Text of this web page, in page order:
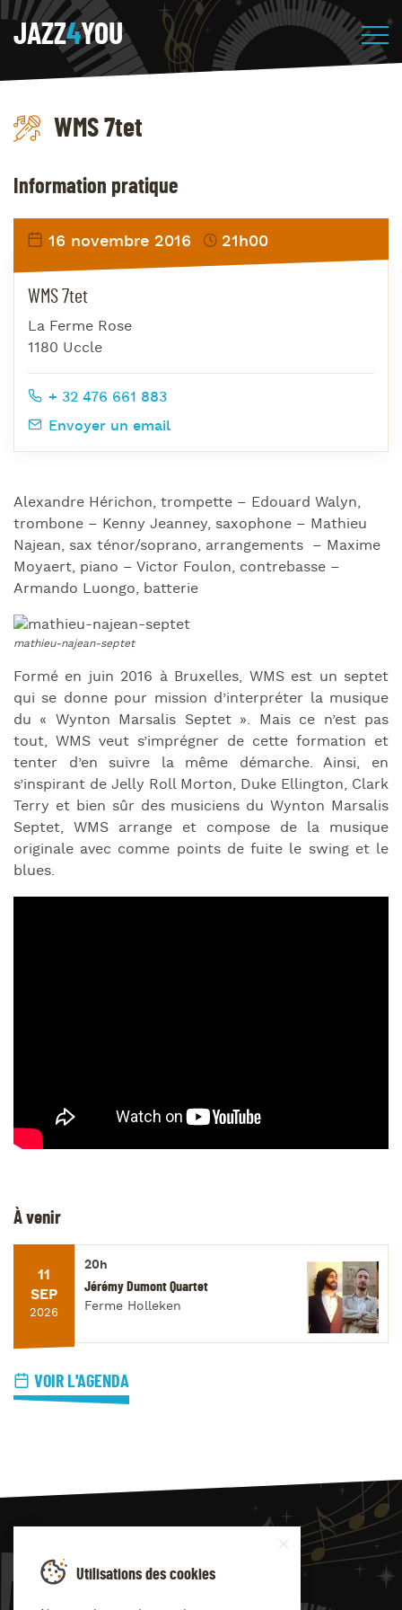
JAZZ4YOU
WMS 7tet
Alexandre Hérichon, trompette – Edouard Walyn,
trombone – Kenny Jeanney, saxophone – Mathieu
Najean, sax ténor/soprano, arrangements – Maxime
Moyaert, piano – Victor Foulon, contrebasse –
Armando Luongo, batterie
Formé en juin 2016 à Bruxelles, WMS est un septet
qui se donne pour mission d’interpréter la musique
du « Wynton Marsalis Septet ». Mais ce n’est pas
tout, WMS veut s’imprégner de cette formation et
tenter d’en suivre la même démarche. Ainsi, en
s’inspirant de Jelly Roll Morton, Duke Ellington, Clark
Terry et bien sûr des musiciens du Wynton Marsalis
Septet, WMS arrange et compose de la musique
originale avec comme points de fuite le swing et le
blues.
Information pratique
16 novembre 2016 21h00
WMS 7tet
La Ferme Rose
1180 Uccle
+ 32 476 661 883
Envoyer un email
À venir
11
SEP
2026
20h
Jérémy Dumont Quartet
Ferme Holleken
VOIR L'AGENDA
JAZZ4
Utilisations des cookies